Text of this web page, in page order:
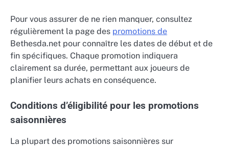
Pour vous assurer de ne rien manquer, consultez
régulièrement la page des promotions de
Bethesda.net pour connaître les dates de début et de
fin spécifiques. Chaque promotion indiquera
clairement sa durée, permettant aux joueurs de
planifier leurs achats en conséquence.
Conditions d’éligibilité pour les promotions
saisonnières
La plupart des promotions saisonnières sur